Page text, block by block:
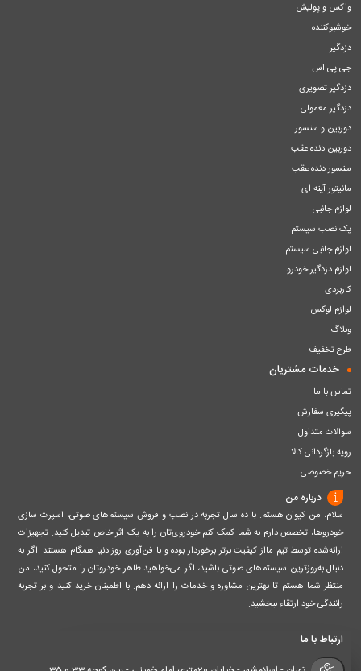
واکس و پولیش
خوشبوکننده
دزدگیر
جی پی اس
دزدگیر تصویری
دزدگیر معمولی
دوربین و سنسور
دوربین دنده عقب
سنسور دنده عقب
مانیتور آینه ای
لوازم جانبی
پک نصب سیستم
لوازم جانبی سیستم
لوازم دزدگیر خودرو
کاربردی
لوازم لوکس
وبلاگ
طرح تخفیف
خدمات مشتریان
تماس با ما
پیگیری سفارش
سوالات متداول
رویه بازگردانی کالا
حریم خصوصی
درباره من
سلام، من کیوان هستم. با ده سال تجربه در نصب و فروش سیستم‌های صوتی، اسپرت سازی
خودروها، تخصص دارم به شما کمک کنم خودروی‌تان را به یک اثر خاص تبدیل کنید. تجهیزات
ارائه‌شده توسط تیم مااز کیفیت برتر برخوردار بوده و با فن‌آوری روز دنیا همگام هستند. اگر به
دنبال به‌روزترین سیستم‌های صوتی باشید، اگر می‌خواهید ظاهر خودروتان را متحول کنید، من
منتظر شما هستم تا بهترین مشاوره و خدمات را ارائه دهم. با اطمینان خرید کنید و بر تجربه
رانندگی خود ارتقاء ببخشید.
ارتباط با ما